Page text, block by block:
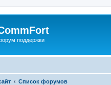
поддержки
Список форумов